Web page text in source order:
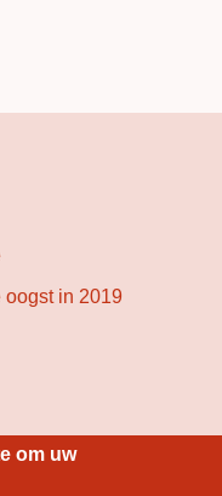
oogst in 2019
om uw